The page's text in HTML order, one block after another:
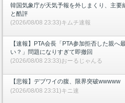
韓国気象庁が天気予報を外しまくり、主要
と酷評
(2026/08/08 23:33)キムチ速報
【速報】PTA会長「PTA参加拒否した親へ
い？」問題になりすぎて即撤回
(2026/08/08 23:33)おーるじゃんる
【悲報】デブワイの腹、限界突破wwwww
(2026/08/08 23:31)キニ速